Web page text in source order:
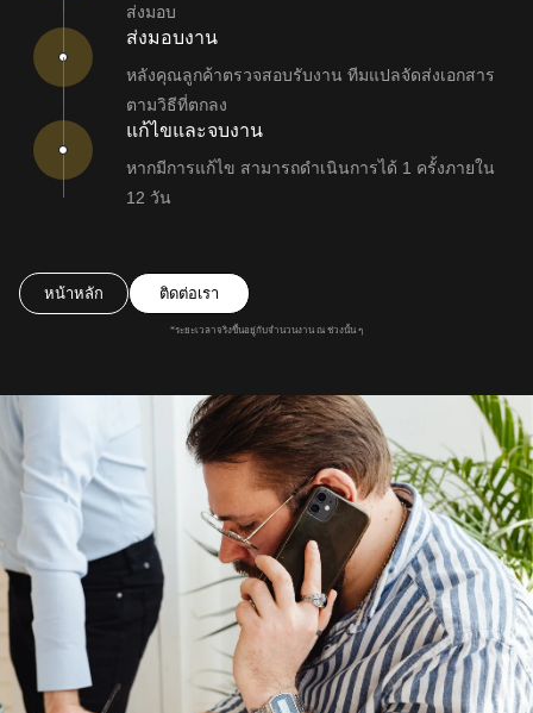
ส่งมอบ
ส่งมอบงาน
หลังคุณลูกค้าตรวจสอบรับงาน ทีมแปลจัดส่งเอกสาร
ตามวิธีที่ตกลง
แก้ไขและจบงาน
หากมีการแก้ไข สามารถดำเนินการได้ 1 ครั้งภายใน
12 วัน
หน้าหลัก ติดต่อเรา
*ระยะเวลาจริงขึ้นอยู่กับจำนวนงาน ณ ช่วงนั้น ๆ